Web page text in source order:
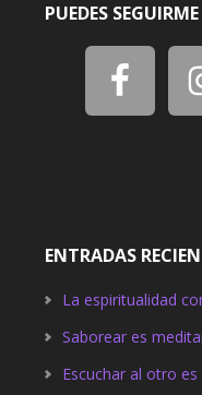
PUEDES
ENTRADAS
La espiritualidad
Saborear es
Escuchar al otro